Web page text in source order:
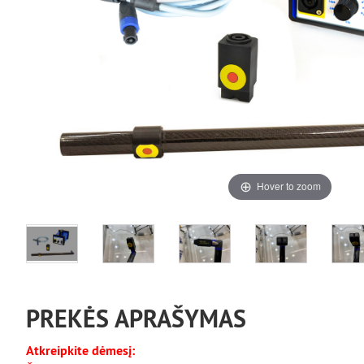
Hover to zoom
PREKĖS APRAŠYMAS
Atkreipkite dėmesį: